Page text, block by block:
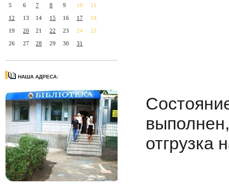
5 6 7 8 9 10 11
12 13 14 15 16 17 18
19 20 21 22 23 24 25
26 27 28 29 30 31
НАША АДРЕСА:
отгрузка